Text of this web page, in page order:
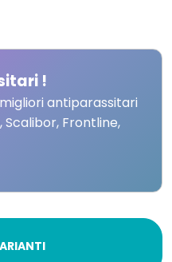
!
antiparassitari
Scalibor, Frontline,